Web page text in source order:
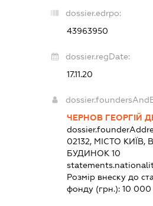
dossier.edrpo:
43963950
dossier.regDate:
17.11.20
ЧЕРНОВ ГЕОРГІЙ
02132, МІСТО КИЇВ,
БУДИНОК 10
Розмір внеску до
фонду (грн.):10 000